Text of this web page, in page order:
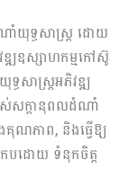
ាំយុទ្ធសាស្រ្ត ដោយ
ឌ្ឍឧស្សាហកម្មកៅស៊ូ
សាស្រ្តអភិវឌ្ឍ
ស់សក្តានុពលដំណាំ
ណភាព, និងធ្វើឱ្យ
កបដោយ ទំនុកចិត្ត